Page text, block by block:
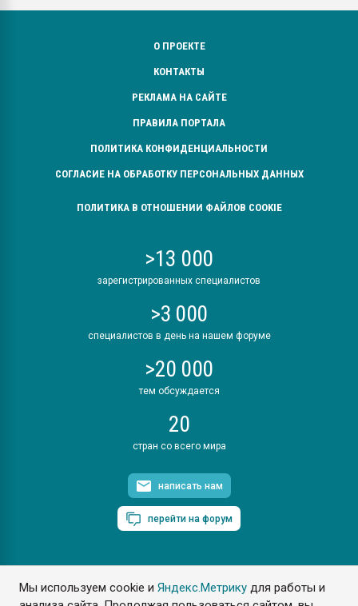
Мы используем cookie иЯндекс.Метрику для работы и
О ПРОЕКТЕ
КОНТАКТЫ
РЕКЛАМА НА САЙТЕ
ПРАВИЛА ПОРТАЛА
ПОЛИТИКА КОНФИДЕНЦИАЛЬНОСТИ
СОГЛАСИЕ НА ОБРАБОТКУ ПЕРСОНАЛЬНЫХ ДАННЫХ
ПОЛИТИКА В ОТНОШЕНИИ ФАЙЛОВ COOKIE
>13 000
зарегистрированных специалистов
>3 000
специалистов в день на нашем форуме
>20 000
тем обсуждается
20
стран со всего мира
написать нам
перейти на форум
ПластЭксперт © 2006. Все права защищены